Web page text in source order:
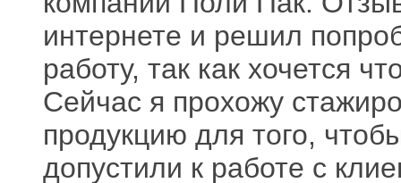
интернете и решил
работу, так как хочется
Сейчас я прохожу
продукцию для того,
допустили к работе с